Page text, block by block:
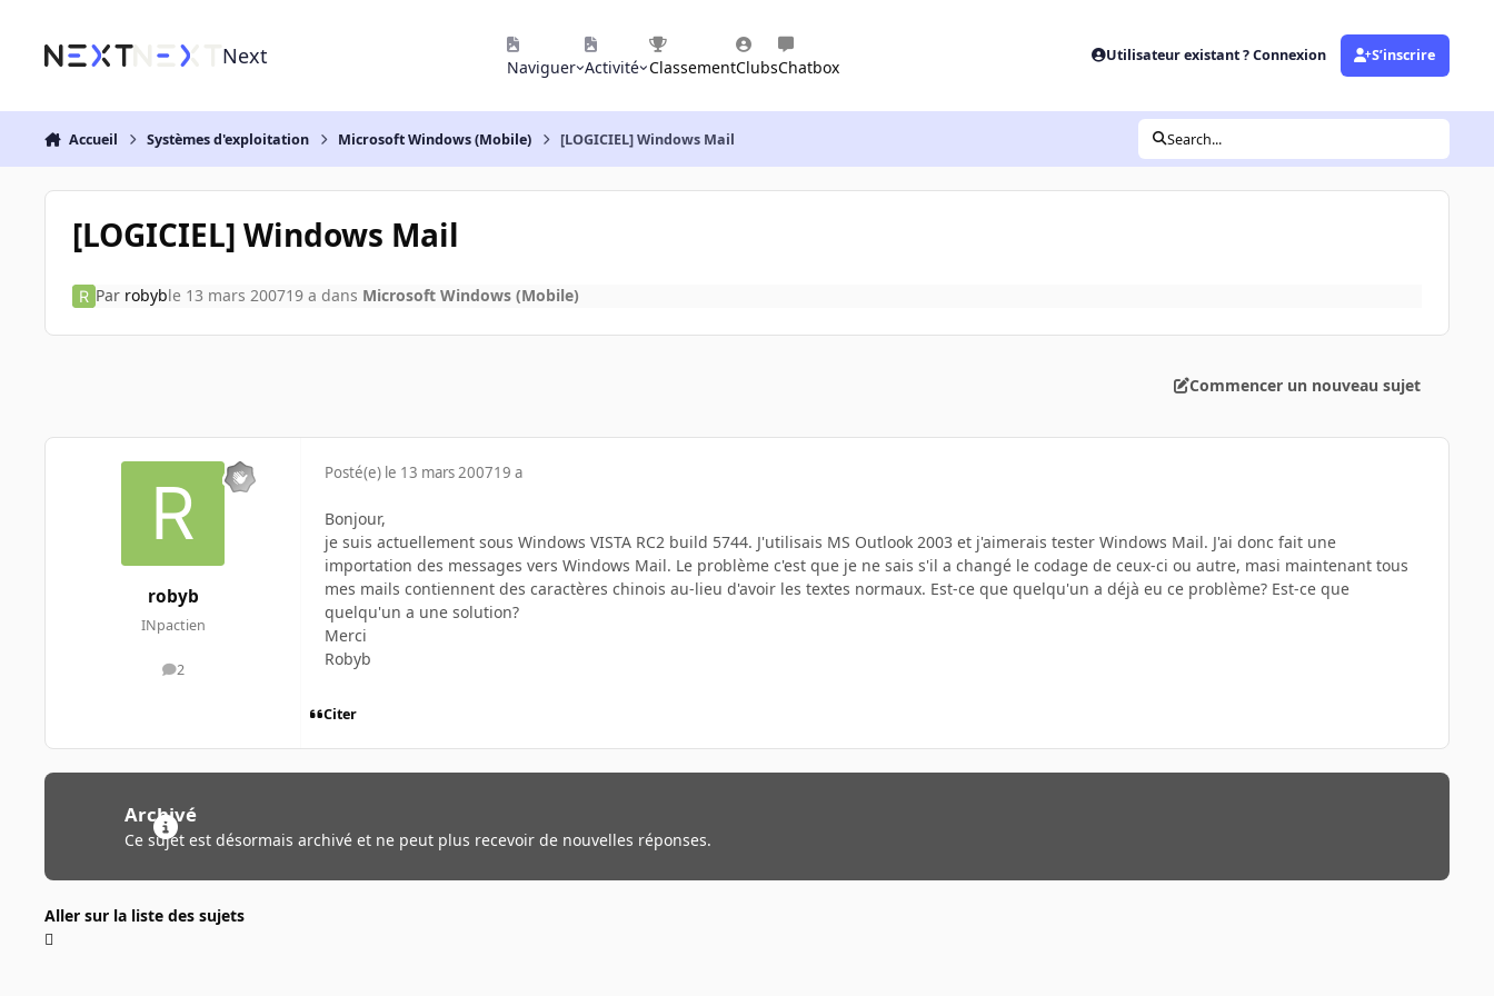
Next Naviguer Activité ClassementClubsChatbox
Utilisateur existant ? Connexion S’inscrire
Accueil Systèmes d'exploitation Microsoft Windows (Mobile) [LOGICIEL] Windows Mail Search...
[LOGICIEL] Windows Mail
Par robyble 13 mars 200719 a dans Microsoft Windows (Mobile)
Commencer un nouveau sujet
robyb
INpactien
2
messages
Posté(e) le 13 mars 200719 a
Bonjour,
je suis actuellement sous Windows VISTA RC2 build 5744. J'utilisais MS Outlook 2003 et j'aimerais tester Windows Mail. J'ai donc fait une
importation des messages vers Windows Mail. Le problème c'est que je ne sais s'il a changé le codage de ceux-ci ou autre, masi maintenant tous
mes mails contiennent des caractères chinois au-lieu d'avoir les textes normaux. Est-ce que quelqu'un a déjà eu ce problème? Est-ce que
quelqu'un a une solution?
Merci
Robyb
Citer
Archivé
Ce sujet est désormais archivé et ne peut plus recevoir de nouvelles réponses.
Aller sur la liste des sujets